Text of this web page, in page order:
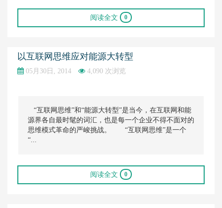
阅读全文 0
以互联网思维应对能源大转型
05月30日, 2014 4,090 次浏览
“互联网思维”和“能源大转型”是当今，在互联网和能
源界各自最时髦的词汇，也是每一个企业不得不面对的
思维模式革命的严峻挑战。 “互联网思维”是一个
“...
阅读全文 0